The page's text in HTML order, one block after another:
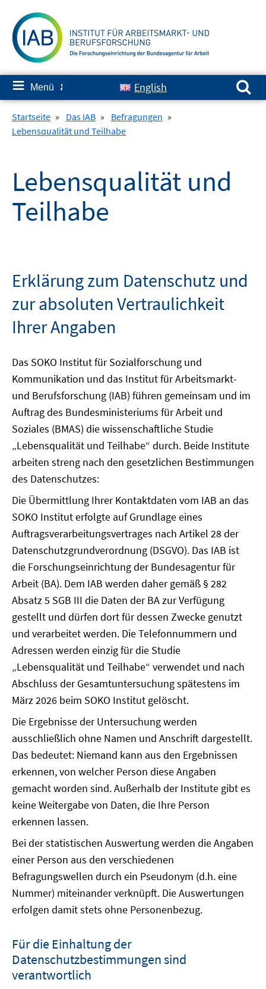
zum
Inhalt
≡ Menü ✘ English
Suchen nach:
Startseite » Das IAB » Befragungen »
Lebensqualität und Teilhabe
Lebensqualität und
Teilhabe
Erklärung zum Datenschutz und
zur absoluten Vertraulichkeit
Ihrer Angaben
Das SOKO Institut für Sozialforschung und
Kommunikation und das Institut für Arbeitsmarkt-
und Berufsforschung (IAB) führen gemeinsam und im
Auftrag des Bundesministeriums für Arbeit und
Soziales (BMAS) die wissenschaftliche Studie
„Lebensqualität und Teilhabe“ durch. Beide Institute
arbeiten streng nach den gesetzlichen Bestimmungen
des Datenschutzes:
Die Übermittlung Ihrer Kontaktdaten vom IAB an das
SOKO Institut erfolgte auf Grundlage eines
Auftragsverarbeitungsvertrages nach Artikel 28 der
Datenschutzgrundverordnung (DSGVO). Das IAB ist
die Forschungseinrichtung der Bundesagentur für
Arbeit (BA). Dem IAB werden daher gemäß § 282
Absatz 5 SGB III die Daten der BA zur Verfügung
gestellt und dürfen dort für dessen Zwecke genutzt
und verarbeitet werden. Die Telefonnummern und
Adressen werden einzig für die Studie
„Lebensqualität und Teilhabe“ verwendet und nach
Abschluss der Gesamtuntersuchung spätestens im
März 2026 beim SOKO Institut gelöscht.
Die Ergebnisse der Untersuchung werden
ausschließlich ohne Namen und Anschrift dargestellt.
Das bedeutet: Niemand kann aus den Ergebnissen
erkennen, von welcher Person diese Angaben
gemacht worden sind. Außerhalb der Institute gibt es
keine Weitergabe von Daten, die Ihre Person
erkennen lassen.
Bei der statistischen Auswertung werden die Angaben
einer Person aus den verschiedenen
Befragungswellen durch ein Pseudonym (d.h. eine
Nummer) miteinander verknüpft. Die Auswertungen
erfolgen damit stets ohne Personenbezug.
Für die Einhaltung der
Datenschutzbestimmungen sind
verantwortlich